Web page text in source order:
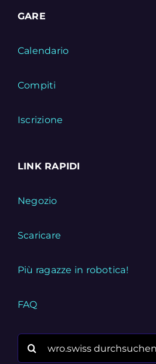
GARE
Calendario
Compiti
Iscrizione
LINK RAPIDI
Negozio
Scaricare
Più ragazze in robotica!
FAQ